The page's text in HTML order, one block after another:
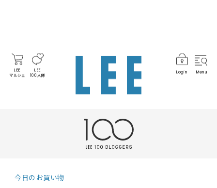
LEE
マルシェ
LEE
100人隊
Login Menu
今日のお買い物